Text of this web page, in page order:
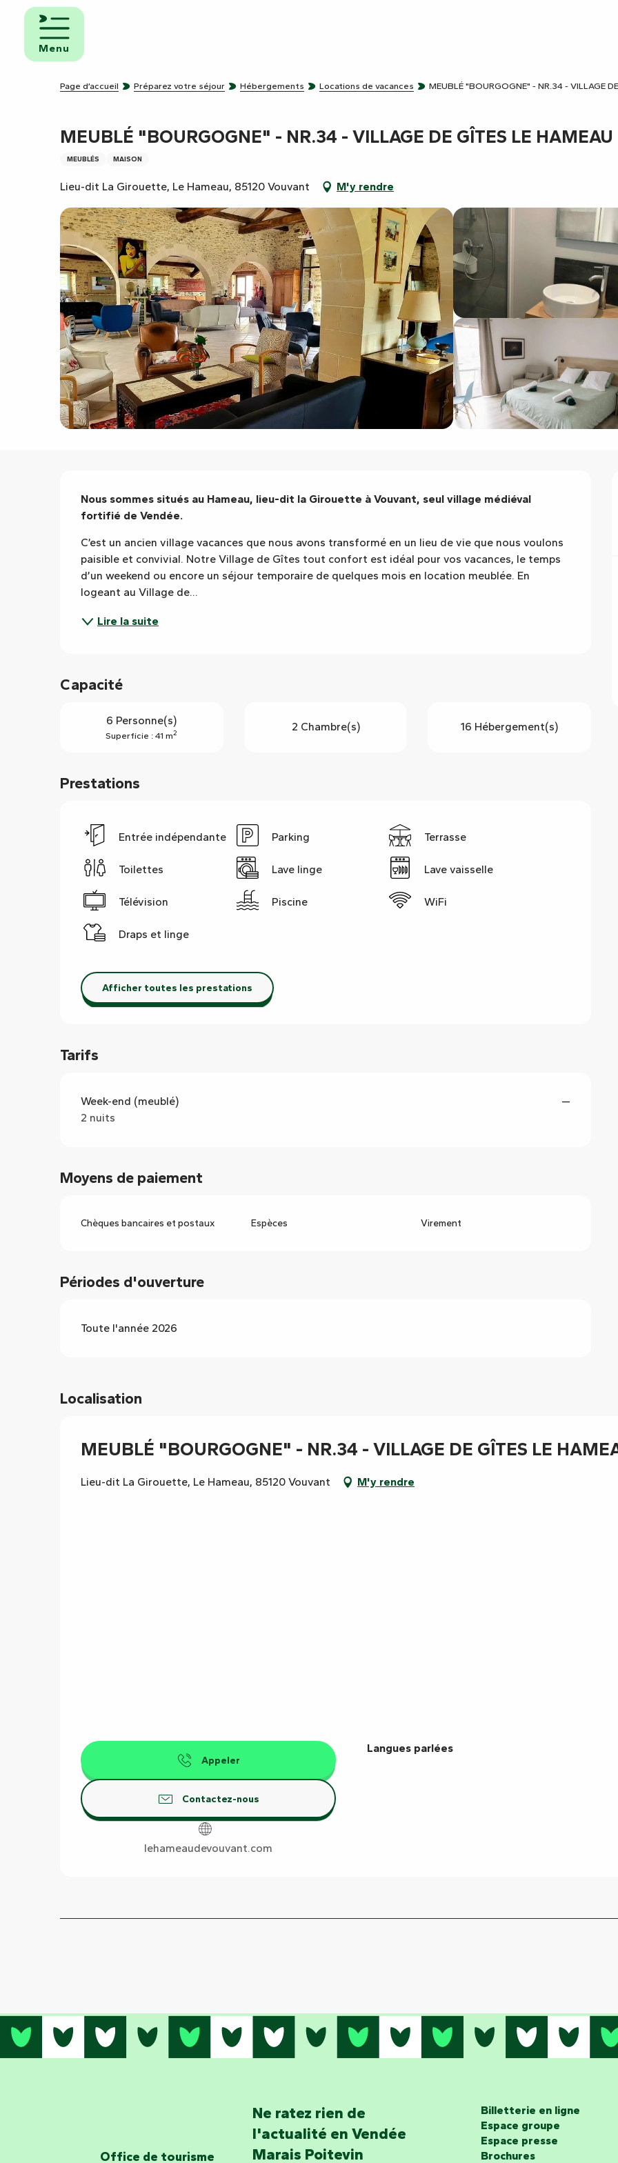
contenu
principal
Menu
Page d’accueil Préparez votre séjour Hébergements Locations de vacances MEUBLÉ "BOURGOGNE" - NR.34 - VILLAGE
MEUBLÉ "BOURGOGNE" - NR.34 - VILLAGE DE GÎTES LE HAMEAU
MEUBLÉS MAISON
Lieu-dit La Girouette, Le Hameau, 85120 Vouvant M'y rendre
Description
Nous sommes situés au Hameau, lieu-dit la Girouette à Vouvant, seul village médiéval
fortifié de Vendée.
C’est un ancien village vacances que nous avons transformé en un lieu de vie que nous voulons
paisible et convivial. Notre Village de Gîtes tout confort est idéal pour vos vacances, le temps
d’un weekend ou encore un séjour temporaire de quelques mois en location meublée. En
logeant au Village de...
Lire la suite
Capacité
6 Personne(s)
Superficie : 41 m2 2 Chambre(s) 16 Hébergement(s)
Prestations
Entrée indépendante Parking Terrasse
Toilettes Lave linge Lave vaisselle
Télévision Piscine WiFi
Draps et linge
Afficher toutes les prestations
Tarifs
Week-end (meublé)
2 nuits
—
Moyens de paiement
Chèques bancaires et postaux Espèces Virement
Périodes d'ouverture
Toute l'année 2026
Localisation
MEUBLÉ "BOURGOGNE" - NR.34 - VILLAGE DE GÎTES LE
Lieu-dit La Girouette, Le Hameau, 85120 Vouvant M'y rendre
Appeler
Contactez-nous
lehameaudevouvant.com
Langues parlées
Langues parlées
Office de tourisme
Ne ratez rien de
l'actualité en Vendée
Marais Poitevin
Billetterie en ligne
Espace groupe
Espace presse
Brochures